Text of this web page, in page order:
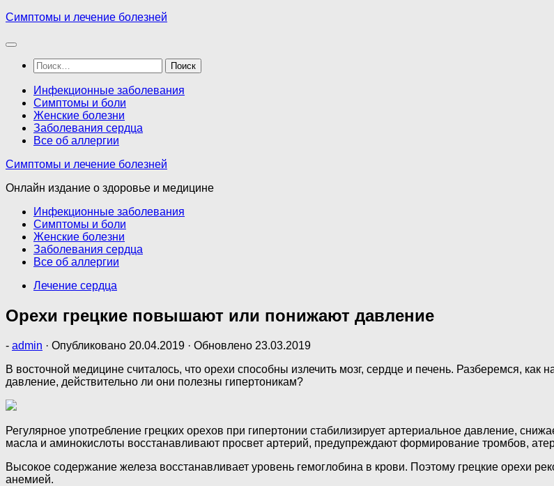
Перейти
содержимому
Симптомы и лечение болезней
Найти:
Инфекционные заболевания
Симптомы и боли
Женские болезни
Заболевания сердца
Все об аллергии
Симптомы и лечение болезней
Онлайн издание о здоровье и медицине
Инфекционные заболевания
Симптомы и боли
Женские болезни
Заболевания сердца
Все об аллергии
Лечение сердца
Орехи грецкие повышают или понижают давление
- admin · Опубликовано 20.04.2019 · Обновлено 23.03.2019
В восточной медицине считалось, что орехи способны излечить мозг, сердце и печень. Разберемся,
давление, действительно ли они полезны гипертоникам?
Регулярное употребление грецких орехов при гипертонии стабилизирует артериальное давление,
масла и аминокислоты восстанавливают просвет артерий, предупреждают формирование тромбов,
Высокое содержание железа восстанавливает уровень гемоглобина в крови. Поэтому грецкие орехи
анемией.